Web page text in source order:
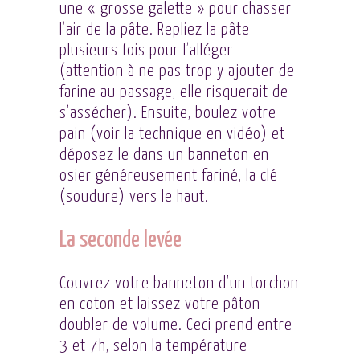
une « grosse galette » pour chasser
l’air de la pâte. Repliez la pâte
plusieurs fois pour l’alléger
(attention à ne pas trop y ajouter de
farine au passage, elle risquerait de
s’assécher). Ensuite, boulez votre
pain (voir la technique en vidéo ) et
déposez le dans un banneton en
osier généreusement fariné, la clé
(soudure) vers le haut.
La seconde levée
Couvrez votre banneton d’un torchon
en coton et laissez votre pâton
doubler de volume. Ceci prend entre
3 et 7h, selon la température